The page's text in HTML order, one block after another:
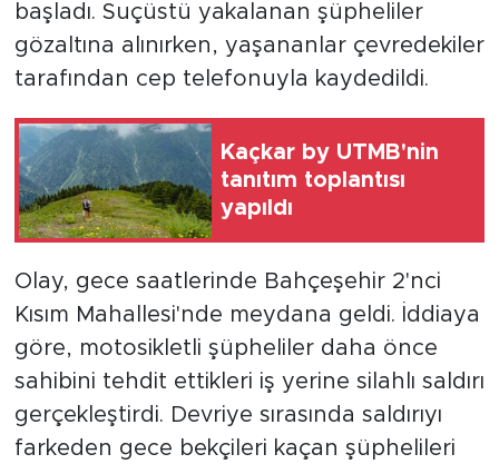
başladı. Suçüstü yakalanan şüpheliler
gözaltına alınırken, yaşananlar çevredekiler
tarafından cep telefonuyla kaydedildi.
Kaçkar by UTMB'nin
tanıtım toplantısı
yapıldı
Olay, gece saatlerinde Bahçeşehir 2'nci
Kısım Mahallesi'nde meydana geldi. İddiaya
göre, motosikletli şüpheliler daha önce
sahibini tehdit ettikleri iş yerine silahlı saldırı
gerçekleştirdi. Devriye sırasında saldırıyı
farkeden gece bekçileri kaçan şüphelileri